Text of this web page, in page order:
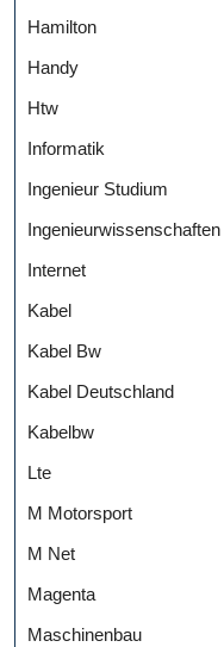
Hamilton
Handy
Htw
Informatik
Ingenieur Studium
Ingenieurwissenschaften
Internet
Kabel
Kabel Bw
Kabel Deutschland
Kabelbw
Lte
M Motorsport
M Net
Magenta
Maschinenbau